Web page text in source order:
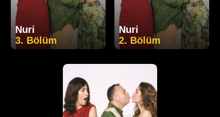
Nuri
3. Bölüm
Nuri
2. Bölüm